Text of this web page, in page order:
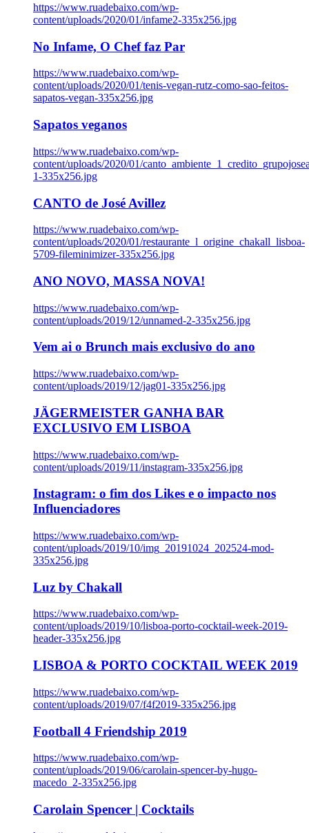
https://www.ruadebaixo.com/wp-
content/uploads/2020/01/infame2-335x256.jpg
No Infame, O Chef faz Par
https://www.ruadebaixo.com/wp-
content/uploads/2020/01/tenis-vegan-rutz-como-sao-feitos-
sapatos-vegan-335x256.jpg
Sapatos veganos
https://www.ruadebaixo.com/wp-
content/uploads/2020/01/
1-335x256.jpg
CANTO de José Avillez
https://www.ruadebaixo.com/wp-
content/uploads/2020/01/restaurante_l_origine_chakall_lisboa-
5709-fileminimizer-335x256.jpg
ANO NOVO, MASSA NOVA!
https://www.ruadebaixo.com/wp-
content/uploads/2019/12/unnamed-2-335x256.jpg
Vem ai o Brunch mais exclusivo do ano
https://www.ruadebaixo.com/wp-
content/uploads/2019/12/jag01-335x256.jpg
JÄGERMEISTER GANHA BAR
EXCLUSIVO EM LISBOA
https://www.ruadebaixo.com/wp-
content/uploads/2019/11/instagram-335x256.jpg
Instagram: o fim dos Likes e o impacto nos
Influenciadores
https://www.ruadebaixo.com/wp-
content/uploads/2019/10/img_20191024_202524-mod-
335x256.jpg
Luz by Chakall
https://www.ruadebaixo.com/wp-
content/uploads/2019/10/lisboa-porto-cocktail-week-2019-
header-335x256.jpg
LISBOA & PORTO COCKTAIL WEEK 2019
https://www.ruadebaixo.com/wp-
content/uploads/2019/07/f4f2019-335x256.jpg
Football 4 Friendship 2019
https://www.ruadebaixo.com/wp-
content/uploads/2019/06/carolain-spencer-by-hugo-
macedo_2-335x256.jpg
Carolain Spencer | Cocktails